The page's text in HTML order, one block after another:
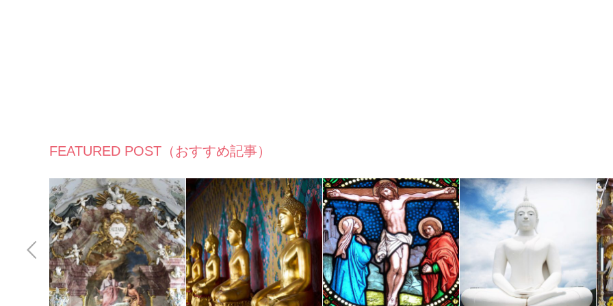
FEATURED POST（おすすめ記事）